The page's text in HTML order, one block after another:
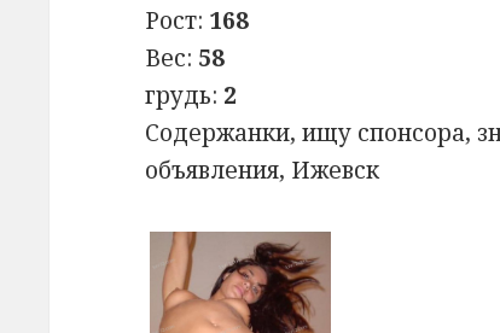
Рост: 168
Вес: 58
грудь: 2
Содержанки, ищу спонсора,
объявления, Ижевск